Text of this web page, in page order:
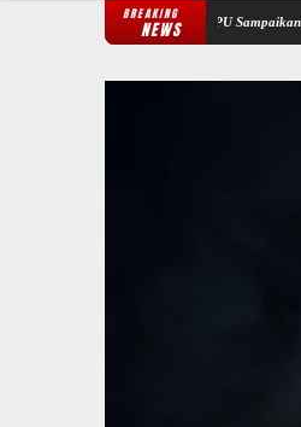
BREAKING
NEWS
PT Semen Baturaja, JPU Sampaikan Tanggapan